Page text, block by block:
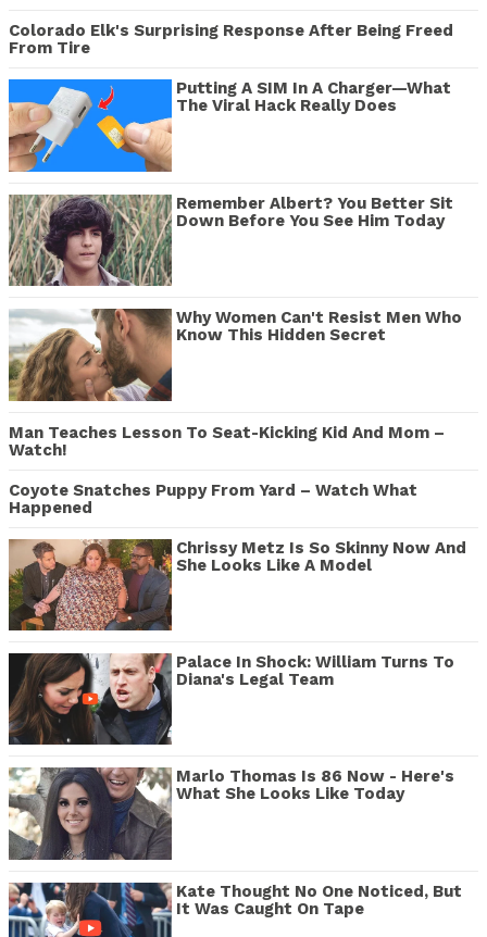
Colorado Elk's Surprising Response After Being Freed
From Tire
Putting A SIM In A Charger—What
The Viral Hack Really Does
Remember Albert? You Better Sit
Down Before You See Him Today
Why Women Can't Resist Men Who
Know This Hidden Secret
Man Teaches Lesson To Seat-Kicking Kid And Mom –
Watch!
Coyote Snatches Puppy From Yard – Watch What
Happened
Chrissy Metz Is So Skinny Now And
She Looks Like A Model
Palace In Shock: William Turns To
Diana's Legal Team
Marlo Thomas Is 86 Now - Here's
What She Looks Like Today
Kate Thought No One Noticed, But
It Was Caught On Tape